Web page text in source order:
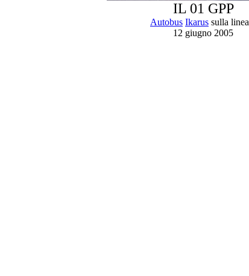
IL 01 GPP
Autobus Ikarus sulla linea
12 giugno 2005